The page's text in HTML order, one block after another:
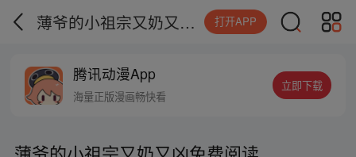
薄爷的小祖宗又奶又凶免费阅读 打开APP
腾讯动漫App
海量正版漫画畅快看
立即下载